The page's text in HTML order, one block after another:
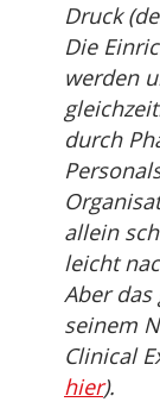
Druck
Die
werden
durch
allein
leicht
Aber
seinem
Clinical
hier).